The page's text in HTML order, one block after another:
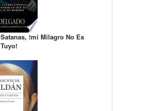
Satanas, !mi Milagro No Es
Tuyo!